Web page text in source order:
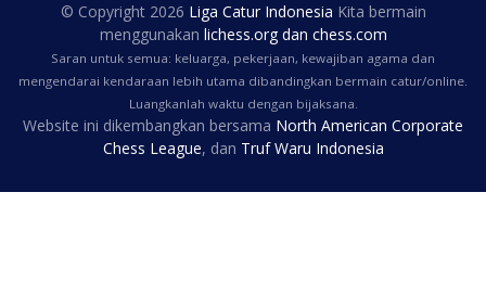
© Copyright 2026 Liga Catur Indonesia Kita bermain
menggunakan lichess.orgdan chess.com
Saran untuk semua: keluarga, pekerjaan, kewajiban agama dan
mengendarai kendaraan lebih utama dibandingkan bermain catur/online.
Luangkanlah waktu dengan bijaksana.
Website ini dikembangkan bersama North American Corporate
Chess League, dan Truf Waru Indonesia